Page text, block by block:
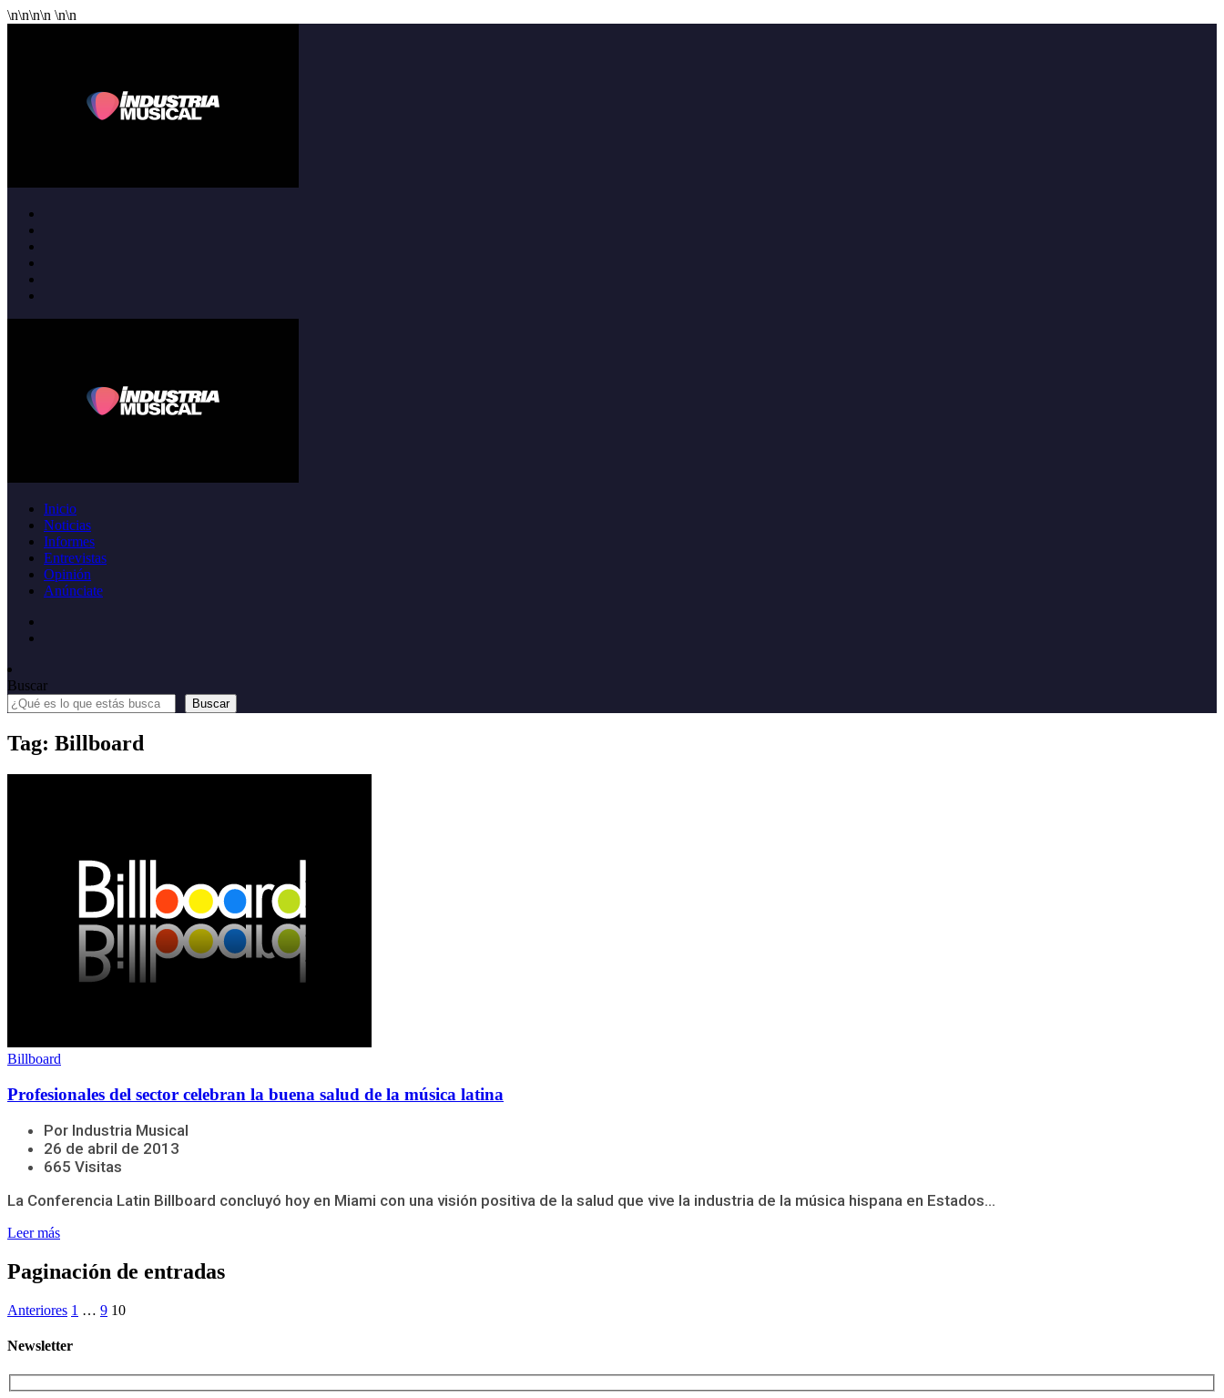
\n\n\n\n \n\n
Inicio
Noticias
Informes
Entrevistas
Opinión
Anúnciate
Buscar
Buscar
Tag: Billboard
Billboard
Profesionales del sector celebran la buena salud de la música latina
Por Industria Musical
26 de abril de 2013
665 Visitas
La Conferencia Latin Billboard concluyó hoy en Miami con una visión positiva de la salud que vive la industria de la música hispana en Estados...
Leer más
Paginación de entradas
Anteriores 1 … 9 10
Newsletter